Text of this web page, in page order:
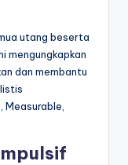
utang beserta
mengungkapkan
dan membantu
Measurable,